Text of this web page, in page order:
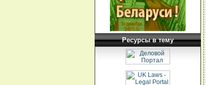
Ресурсы в тему